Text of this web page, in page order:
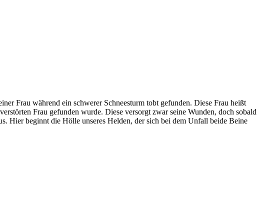
Frau während ein schwerer Schneesturm tobt gefunden. Diese Frau heißt
Frau gefunden wurde. Diese versorgt zwar seine Wunden, doch sobald
Hier beginnt die Hölle unseres Helden, der sich bei dem Unfall beide Beine